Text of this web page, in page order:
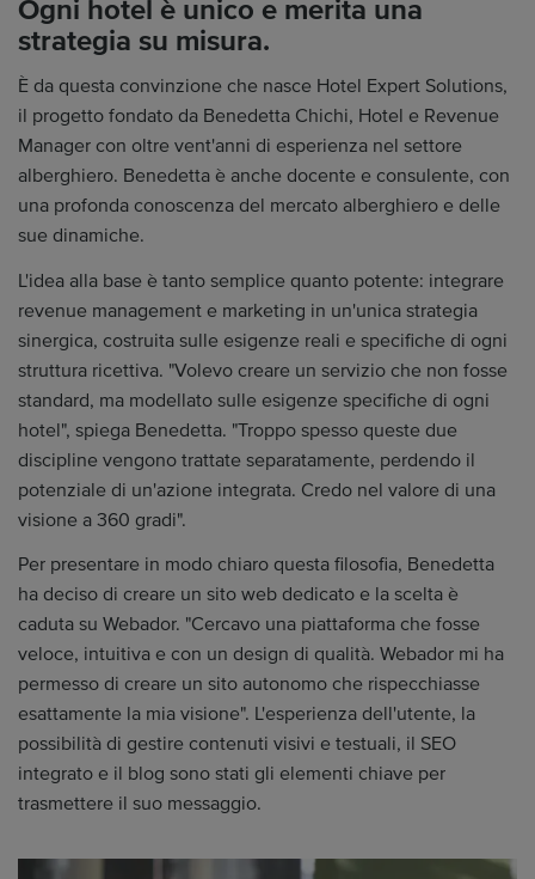
Ogni hotel è unico e merita una
strategia su misura.
È da questa convinzione che nasce Hotel Expert Solutions,
il progetto fondato da Benedetta Chichi, Hotel e Revenue
Manager con oltre vent'anni di esperienza nel settore
alberghiero. Benedetta è anche docente e consulente, con
una profonda conoscenza del mercato alberghiero e delle
sue dinamiche.
L'idea alla base è tanto semplice quanto potente: integrare
revenue management e marketing in un'unica strategia
sinergica, costruita sulle esigenze reali e specifiche di ogni
struttura ricettiva. "Volevo creare un servizio che non fosse
standard, ma modellato sulle esigenze specifiche di ogni
hotel", spiega Benedetta. "Troppo spesso queste due
discipline vengono trattate separatamente, perdendo il
potenziale di un'azione integrata. Credo nel valore di una
visione a 360 gradi".
Per presentare in modo chiaro questa filosofia, Benedetta
ha deciso di creare un sito web dedicato e la scelta è
caduta su Webador. "Cercavo una piattaforma che fosse
veloce, intuitiva e con un design di qualità. Webador mi ha
permesso di creare un sito autonomo che rispecchiasse
esattamente la mia visione". L'esperienza dell'utente, la
possibilità di gestire contenuti visivi e testuali, il SEO
integrato e il blog sono stati gli elementi chiave per
trasmettere il suo messaggio.